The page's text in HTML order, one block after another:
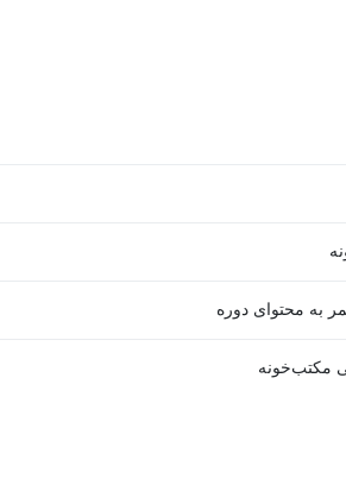
به محتوای دوره
مکتب‌خونه